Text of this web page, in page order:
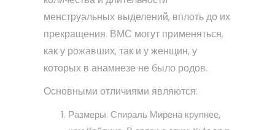
менструальных выделений, вплоть до их
прекращения. ВМС могут применяться,
как у рожавших, так и у женщин, у
которых в анамнезе не было родов.
Основными отличиями являются:
Размеры. Спираль Мирена крупнее,